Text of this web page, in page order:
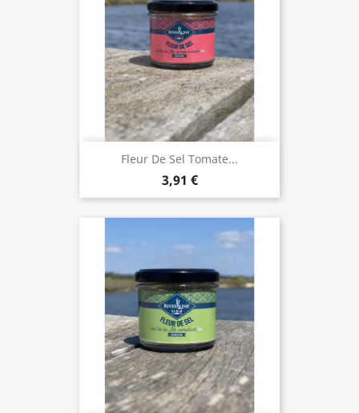
Fleur De Sel Tomate...
3,91 €